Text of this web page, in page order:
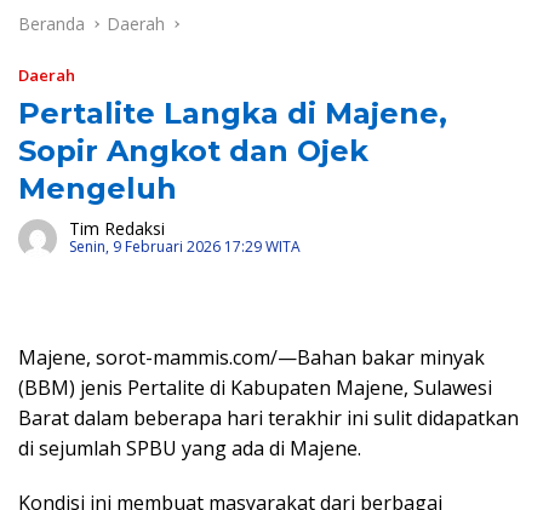
Beranda Daerah
Daerah
Pertalite Langka di Majene,
Sopir Angkot dan Ojek
Mengeluh
Tim Redaksi
Senin, 9 Februari 2026 17:29 WITA
Majene, sorot-mammis.com/—Bahan bakar minyak
(BBM) jenis Pertalite di Kabupaten Majene, Sulawesi
Barat dalam beberapa hari terakhir ini sulit didapatkan
di sejumlah SPBU yang ada di Majene.
Kondisi ini membuat masyarakat dari berbagai